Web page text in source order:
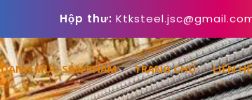
Hộp thư:
DANH MỤC SẢN PHẨM TRANG CHỦ LIÊN